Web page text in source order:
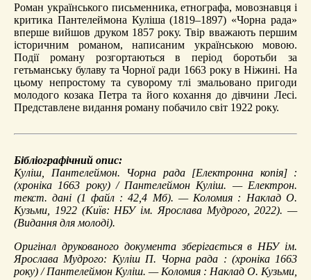
Роман українського письменника, етнографа, мовознавця і
критика Пантелеймона Куліша (1819–1897) «Чорна рада»
вперше вийшов друком 1857 року. Твір вважають першим
історичним романом, написаним українською мовою.
Події роману розгортаються в період боротьби за
гетьманську булаву та Чорної ради 1663 року в Ніжині. На
цьому непростому та суворому тлі змальовано пригоди
молодого козака Петра та його кохання до дівчини Лесі.
Представлене видання роману побачило світ 1922 року.
Бібліографічний опис:
Куліш, Пантелеймон. Чорна рада[Електронна копія] :
(хроніка 1663 року) / Пантелеймон Куліш. — Електрон.
текст. дані (1 файл : 42,4 Мб). — Коломия : Наклад О.
Кузьми, 1922 (Київ: НБУ ім. Ярослава Мудрого, 2022). —
(Видання для молоді).
Оригінал друкованого документа зберігається в НБУ ім.
Ярослава Мудрого: Куліш П. Чорна рада : (хроніка 1663
року) / Пантелеймон Куліш. — Коломия : Наклад О. Кузьми,